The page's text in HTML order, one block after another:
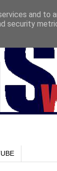
and to
security